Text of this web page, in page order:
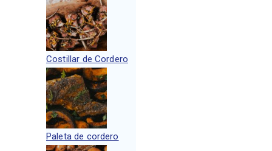
Costillar de Cordero
Paleta de cordero